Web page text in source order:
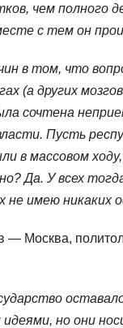
чем полного
с тем он
в том, что
(а других
сочтена
Пусть
в массовом
Да. У всех
не имею никаких
— Москва,
но они